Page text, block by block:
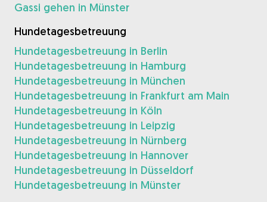
Gassi gehen in Münster
Hundetagesbetreuung
Hundetagesbetreuung in Berlin
Hundetagesbetreuung in Hamburg
Hundetagesbetreuung in München
Hundetagesbetreuung in Frankfurt am Main
Hundetagesbetreuung in Köln
Hundetagesbetreuung in Leipzig
Hundetagesbetreuung in Nürnberg
Hundetagesbetreuung in Hannover
Hundetagesbetreuung in Düsseldorf
Hundetagesbetreuung in Münster